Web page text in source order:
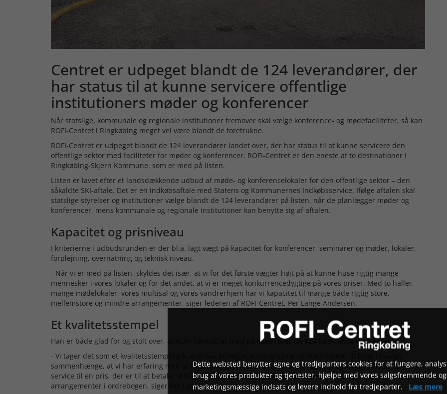
Centret er udpeget blandt de 124 leverandører, der
har status til at kunne servicere offentlige
institutioners møder og konferencer
Når statslige, kommunale og regionale institutioner fremover skal vælge konference- og mødefaciliteter, så kan
ROFI-Centret i Ringkøbing meget vel være blandt de foretrukne.
ROFI-Centret er udpeget blandt de 124 leverandører landet over, der har status til at kunne servicere den
offentlige sektor med faciliteter for møder og konferencer. ROFI-Centret er den eneste af to destinationer i
Ringkøbing-Skjern Kommune, som er med på listen.
Listen er lavet efter et landsdækkende udbud af møde- og konferencelokaler for den offentlige sektor – den
såkaldte SKI-aftale. Det er en indkøbsaftale med Statens og Kommunernes Indkøbsservice. Ifølge aftalen skal
statslige styrelser og institutioner vælge blandt de 124 leverandører på listen, når de planlægger møder og
konferencer, mens kommunale og regionale institutioner kan benytte sig af aftalen.
Kapacitet og prisniveau
I kriterierne i udbudsrunden er der bl.a. lagt vægt på kapacitet for konferencer, seminarer og møder, lokaler,
forplejning, overnatning og teknisk niveau.
- Når vi er med på listen, skyldes det især, at vi for det første vægter højt på at kunne huse rigtig mange
mennesker i vores lokaler og for det andet, at vi er meget konkurrencedygtige på vores priser. Med to haller,
mange mødelokaler, vores multisal og vores vandrerhjem har vi kapacitet til mange både rigtig store,
mellemstore og mindre arrangementer, siger lederen af ROFI-Centret, Per Lange Andersen.
Et kvalitetsstempel
Han er både glad for og stolt over, at ROFI-Centret er med på listen over de 124 foretrukne leverandører.
- Vi tager det som et kvalitetsstempel på, at vi har et meget rummeligt og velholdt center til brug i mange
sammenhænge, at vi har erfaring med at huse arrangementer af enhver art, og at vi også kan tilbyde vores
service til en pris, der er til at betale. Vi håber naturligvis, at det på sigt kan være med til, at vi får endnu flere
arrangementer i ordrebogen, siger Per Lange Andersen.
Dette websted benytter egne og tredjeparters cookies for at fungere,
brug af vores produkter og tjenester, hjælpe med vores salgsfremmende og
marketingsmæssige indsats og levere indhold fra tredjeparter. Læs mere